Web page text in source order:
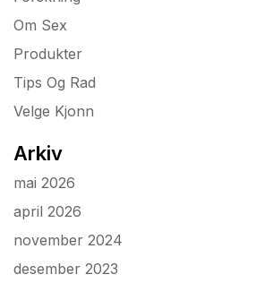
Om Sex
Produkter
Tips Og Rad
Velge Kjonn
Arkiv
mai 2026
april 2026
november 2024
desember 2023